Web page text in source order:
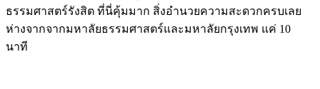
ธรรมศาสตร์รังสิต ที่นี่คุ้มมาก สิ่งอำนวยความสะดวกครบเลย
ห่างจากจากมหาลัยธรรมศาสตร์และมหาลัยกรุงเทพ แค่ 10
นาที